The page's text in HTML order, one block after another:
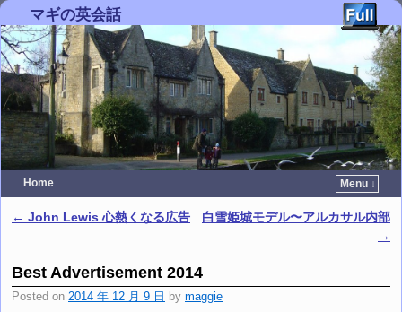
マギの英会話
Home
Menu ↓
Post navigation
← John Lewis 心熱くなる広告
白雪姫城モデル〜アルカサル内部
→
Best Advertisement 2014
Posted on 2014 年 12 月 9 日 by maggie